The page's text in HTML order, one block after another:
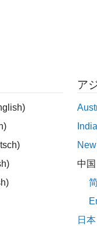
ア
India
中国
日本